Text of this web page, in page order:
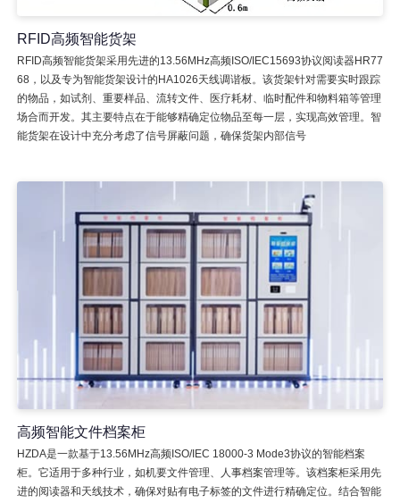
RFID高频智能货架
RFID高频智能货架采用先进的13.56MHz高频ISO/IEC15693协议阅读器HR77
68，以及专为智能货架设计的HA1026天线调谐板。该货架针对需要实时跟踪
的物品，如试剂、重要样品、流转文件、医疗耗材、临时配件和物料箱等管理
场合而开发。其主要特点在于能够精确定位物品至每一层，实现高效管理。智
能货架在设计中充分考虑了信号屏蔽问题，确保货架内部信号
高频智能文件档案柜
HZDA是一款基于13.56MHz高频ISO/IEC 18000-3 Mode3协议的智能档案
柜。它适用于多种行业，如机要文件管理、人事档案管理等。该档案柜采用先
进的阅读器和天线技术，确保对贴有电子标签的文件进行精确定位。结合智能